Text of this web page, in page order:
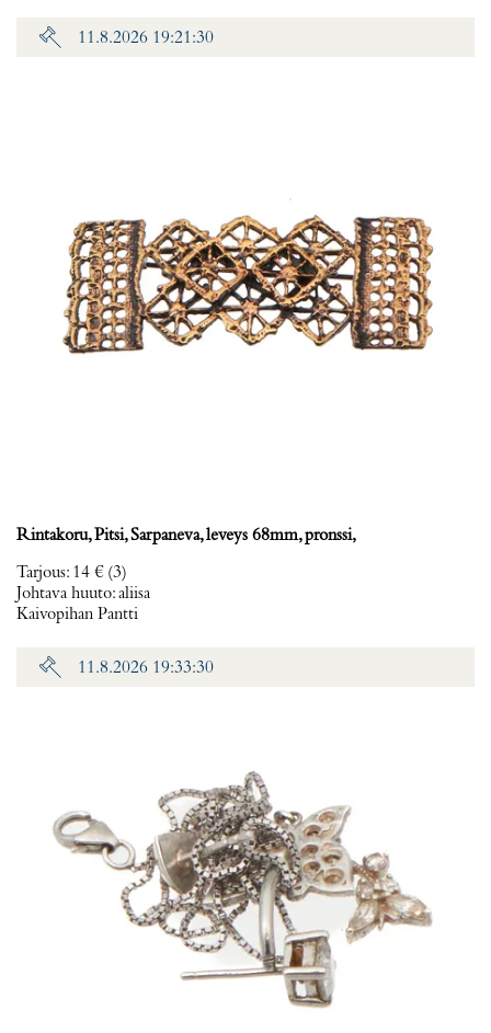
11.8.2026 19:21:30
Rintakoru, Pitsi, Sarpaneva, leveys 68mm, pronssi,
Tarjous: 14 € (3)
Johtava huuto:aliisa
Kaivopihan Pantti
11.8.2026 19:33:30